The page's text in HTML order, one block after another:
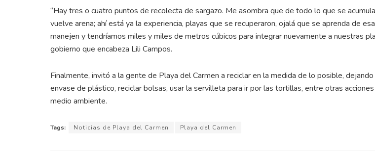
“Hay tres o cuatro puntos de recolecta de sargazo. Me asombra que de todo lo que se
vuelve arena; ahí está ya la experiencia, playas que se recuperaron, ojalá que se aprenda de
manejen y tendríamos miles y miles de metros cúbicos para integrar nuevamente a nuestras
gobierno que encabeza Lili Campos.
Finalmente, invitó a la gente de Playa del Carmen a reciclar en la medida de lo posible,
envase de plástico, reciclar bolsas, usar la servilleta para ir por las tortillas, entre otras
medio ambiente.
Tags: Noticias de Playa del Carmen Playa del Carmen